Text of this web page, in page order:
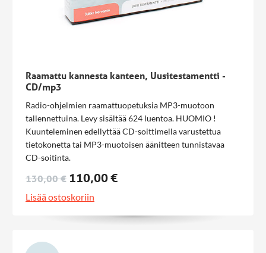
Raamattu kannesta kanteen, Uusitestamentti -
CD/mp3
Radio-ohjelmien raamattuopetuksia MP3-muotoon
tallennettuina. Levy sisältää 624 luentoa. HUOMIO !
Kuunteleminen edellyttää CD-soittimella varustettua
tietokonetta tai MP3-muotoisen äänitteen tunnistavaa
CD-soitinta.
130,00 € 110,00 €
Lisää ostoskoriin